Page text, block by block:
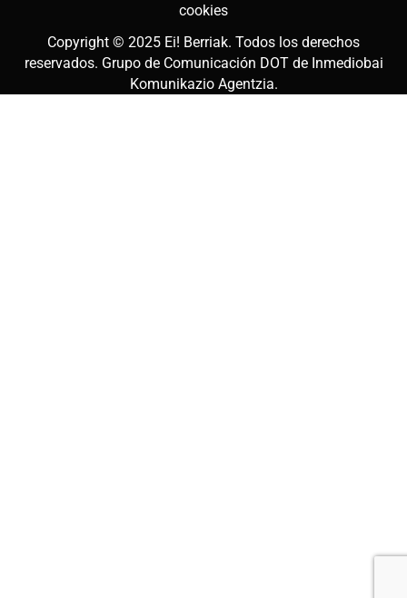
cookies
Copyright © 2025 Ei! Berriak. Todos los derechos
reservados. Grupo de Comunicación DOT de Inmediobai
Komunikazio Agentzia.